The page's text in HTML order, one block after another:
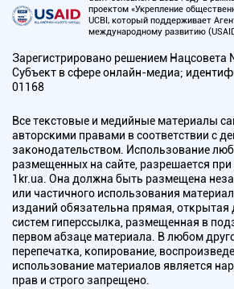
проектом «Укрепление
UCBI, который поддерживает
международному развитию
Зарегистрировано решением Нацсовета
Субъект в сфере онлайн-медиа;
01168
Все текстовые и медийные материалы
авторскими правами в соответствии с
законодательством. Использование
размещенных на сайте, разрешается
1kr.ua. Она должна быть размещена
или частичного использования
изданий обязательна прямая, открытая
систем гиперссылка, размещенная в
первом абзаце материала. В любом
перепечатка, копирование,
использование материалов является
прав и строго запрещено.